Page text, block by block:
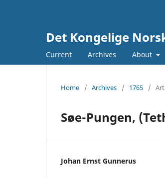
Det Kongelige
Current Archives About
Home / Archives / 1765 /
Søe-Pungen,
Johan Ernst Gunnerus